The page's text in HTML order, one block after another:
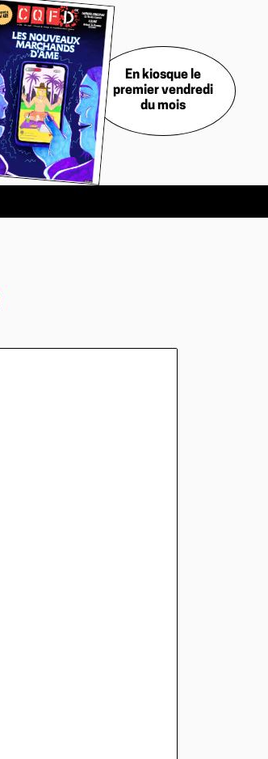
En kiosque le
premier vendredi
du mois